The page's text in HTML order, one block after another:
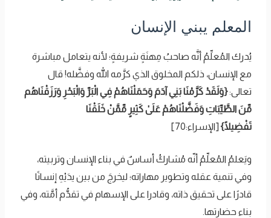
المعلم يبني الإنسان
يُدرك المُعلِّمُ أنَّه صاحبُ مِهنَةٍ شريفةٍ؛ لأنه يتعامل مباشرة
مع الإنسان، ذلكم المخلوق الذي كرَّمه الله وفضَّله! قال
تعالى:{وَلَقَدْ كَرَّمْنَا بَنِي آدَمَ وَحَمَلْنَاهُمْ فِي الْبَرِّ وَالْبَحْرِ وَرَزَقْنَاهُم
مِّنَ الطَّيِّبَاتِ وَفَضَّلْنَاهُمْ عَلَىٰ كَثِيرٍ مِّمَّنْ خَلَقْنَا
تَفْضِيلًا}[الإسراء:70]
ويَعلمُ المُعلِّمُ أنّه مُشاركُ أساسٌ في بناء الإنسان وتربيته،
وفي تنمية عقله وتطوير مهاراته؛ ليخرجَ من بين يدَيْهِ إنسانًا
قادرًا على تحقيق ذاته، وقادرا على الإسهام في تقدُّم أمَّته، وفي
بناء حضارتها.